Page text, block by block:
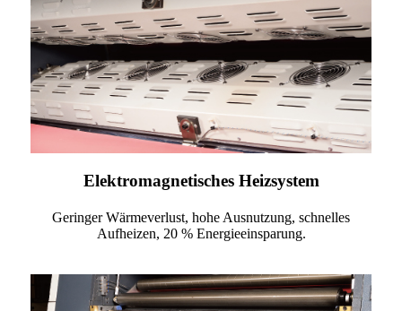
Elektromagnetisches Heizsystem
Geringer Wärmeverlust, hohe Ausnutzung, schnelles
Aufheizen, 20 % Energieeinsparung.